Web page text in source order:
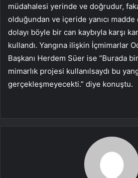
müdahalesi yerinde ve doğrudur,
olduğundan ve içeride yanıcı
dolayı böyle bir can kaybıyla karşı
kullandı. Yangına ilişkin İçmimarlar
Başkanı Herdem Süer ise “Burada
mimarlık projesi kullanılsaydı bu
gerçekleşmeyecekti.” diye konuştu.